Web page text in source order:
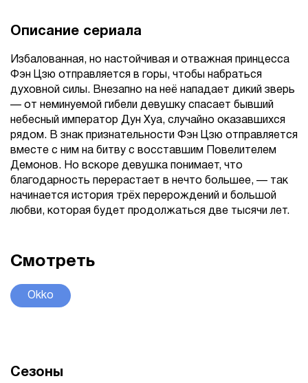
Описание сериала
Избалованная, но настойчивая и отважная принцесса
Фэн Цзю отправляется в горы, чтобы набраться
духовной силы. Внезапно на неё нападает дикий зверь
— от неминуемой гибели девушку спасает бывший
небесный император Дун Хуа, случайно оказавшихся
рядом. В знак признательности Фэн Цзю отправляется
вместе с ним на битву с восставшим Повелителем
Демонов. Но вскоре девушка понимает, что
благодарность перерастает в нечто большее, — так
начинается история трёх перерождений и большой
любви, которая будет продолжаться две тысячи лет.
Смотреть
Okko
Сезоны